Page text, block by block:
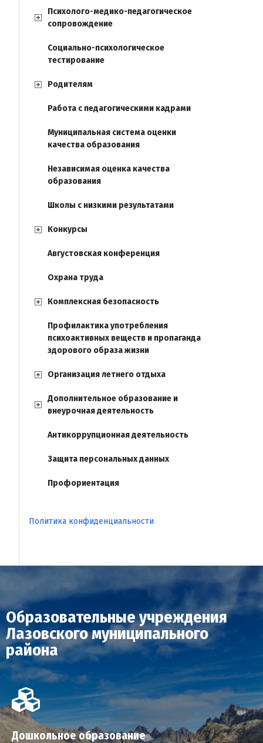
Психолого-медико-педагогическое
сопровождение
Социально-психологическое
тестирование
Родителям
Работа с педагогическими кадрами
Муниципальная система оценки
качества образования
Независимая оценка качества
образования
Школы с низкими результатами
Конкурсы
Августовская конференция
Охрана труда
Комплексная безопасность
Профилактика употребления
психоактивных веществ и пропаганда
здорового образа жизни
Организация летнего отдыха
Дополнительное образование и
внеурочная деятельность
Антикоррупционная деятельность
Защита персональных данных
Профориентация
Политика конфиденциальности
Образовательные учреждения
Лазовского муниципального
района
Дошкольное образование